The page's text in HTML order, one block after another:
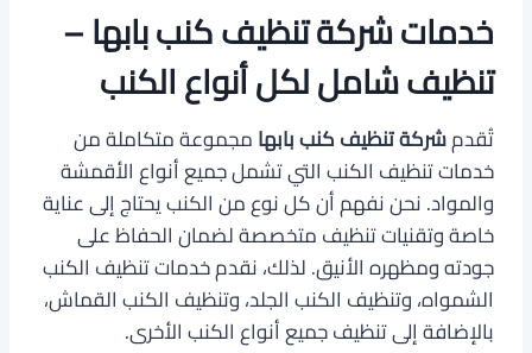
خدمات شركة تنظيف كنب بابها –
تنظيف شامل لكل أنواع الكنب
تُقدمشركة تنظيف كنب بابهامجموعة متكاملة من
خدمات تنظيف الكنب التي تشمل جميع أنواع الأقمشة
والمواد. نحن نفهم أن كل نوع من الكنب يحتاج إلى عناية
خاصة وتقنيات تنظيف متخصصة لضمان الحفاظ على
جودته ومظهره الأنيق. لذلك، نقدم خدمات تنظيف الكنب
الشمواه، وتنظيف الكنب الجلد، وتنظيف الكنب القماش،
بالإضافة إلى تنظيف جميع أنواع الكنب الأخرى.